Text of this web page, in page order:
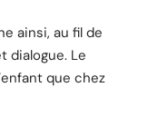
ainsi, au fil de
dialogue. Le
que chez